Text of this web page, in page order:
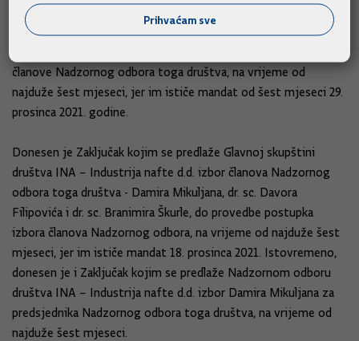
Donesen je Zaključak kojim se predlaže Skupštini društva
Hrvatski operater tržišta energije d.o.o. izbor Darija
članove Nadzornog odbora toga društva, na vrijeme od
najduže šest mjeseci, jer im ističe mandat od šest mjeseci 29.
prosinca 2021. godine.
Donesen je Zaključak kojim se predlaže Glavnoj skupštini
društva INA – Industrija nafte d.d. izbor članova Nadzornog
odbora toga društva - Damira Mikuljana, dr. sc. Davora
Filipovića i dr. sc. Branimira Škurle, do provedbe postupka
izbora članova Nadzornog odbora, na vrijeme od najduže šest
mjeseci, jer im ističe mandat 18. prosinca 2021. Istovremeno,
donesen je i Zaključak kojim se predlaže Nadzornom odboru
društva INA – Industrija nafte d.d. izbor Damira Mikuljana za
predsjednika Nadzornog odbora toga društva, na vrijeme od
najduže šest mjeseci.
Prihvaćam sve